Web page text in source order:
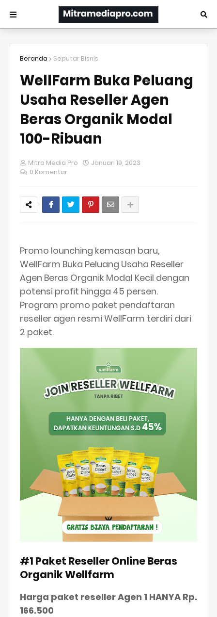
Beranda Seputar Bisnis
WellFarm Buka Peluang
Usaha Reseller Agen
Beras Organik Modal
100-Ribuan
Mitra Media Pro
Januari 19, 2023
0 Komentar
Promo lounching kemasan baru,
WellFarm Buka Peluang Usaha Reseller
Agen Beras Organik Modal Kecil dengan
potensi profit hingga 45 persen.
Program promo paket pendaftaran
reseller agen resmi WellFarm terdiri dari
2 paket.
#1 Paket Reseller Online Beras
Organik Wellfarm
Harga paket reseller Agen 1 HANYA Rp.
166.500